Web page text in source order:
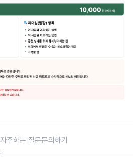
자주하는 질문문의하기